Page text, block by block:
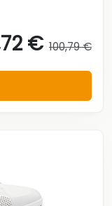
€ 100,79 €